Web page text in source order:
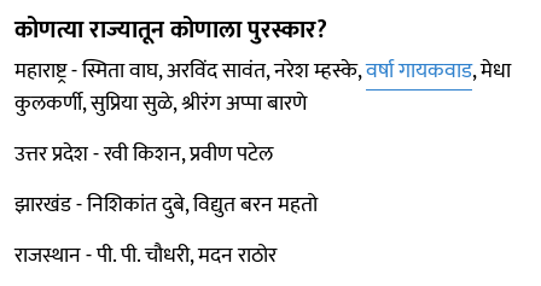
कोणत्या राज्यातून कोणाला पुरस्कार?
महाराष्ट्र - स्मिता वाघ, अरविंद सावंत, नरेश म्हस्के,वर्षा गायकवाड, मेधा
कुलकर्णी, सुप्रिया सुळे, श्रीरंग अप्पा बारणे
उत्तर प्रदेश - रवी किशन, प्रवीण पटेल
झारखंड - निशिकांत दुबे, विद्युत बरन महतो
राजस्थान - पी. पी. चौधरी, मदन राठोर